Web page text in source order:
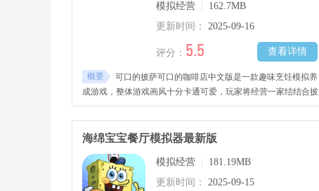
模拟经营
162.7MB
更新时间：
2025-09-16
查看详情
评分： 5.5
概要
可口的披萨可口的咖啡店中文版是一款趣味烹饪模拟养
成游戏，整体游戏画风十分卡通可爱，玩家将经营一家结结合披
萨、咖啡的店铺，自由装修你的店铺，研究制作出更多全新口味
的披萨与咖啡，根据每一位前来顾客的需求进行烹饪，换取更多
好评，赚取丰厚钱财，将店铺做大做强，感兴趣的玩家千万不要
海绵宝宝餐厅模拟器最新版
模拟经营
181.19MB
更新时间：
2025-09-15